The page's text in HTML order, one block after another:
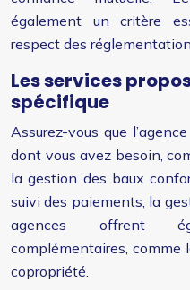
également un critère
respect des
Les services
spécifique
Assurez-vous que
dont vous avez besoin,
la gestion des baux
suivi des paiements, la
agences offrent
complémentaires, comme
copropriété.